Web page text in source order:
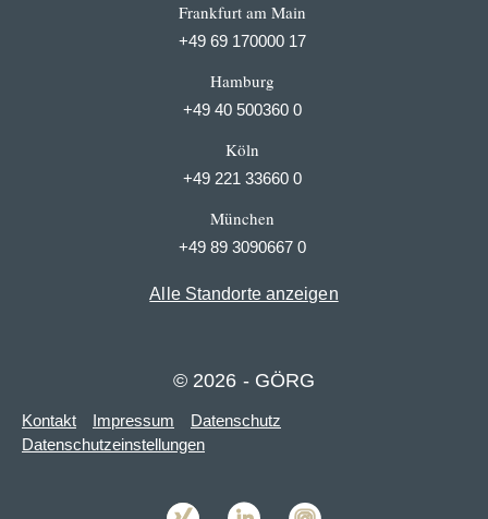
Frankfurt am Main
+49 69 170000 17
Hamburg
+49 40 500360 0
Köln
+49 221 33660 0
München
+49 89 3090667 0
Alle Standorte anzeigen
© 2026 - GÖRG
Kontakt Impressum
Datenschutz
Datenschutzeinstellungen